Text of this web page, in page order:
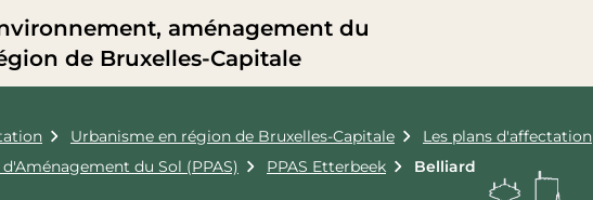
aménagement du
de Bruxelles-Capitale
Urbanisme en région de Bruxelles-Capitale
Les plans d'affectation
du Sol (PPAS)
PPAS Etterbeek Belliard